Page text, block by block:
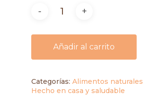
Añadir al carrito
Categorías: Alimentos naturales
Hecho en casa y saludable